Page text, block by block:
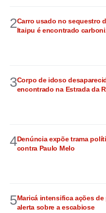
2Carro usado no sequestro
Itaipu é encontrado
3Corpo de idoso
encontrado na Estrada da
4Denúncia expõe trama
contra Paulo Melo
5Maricá intensifica ações de
alerta sobre a escabiose